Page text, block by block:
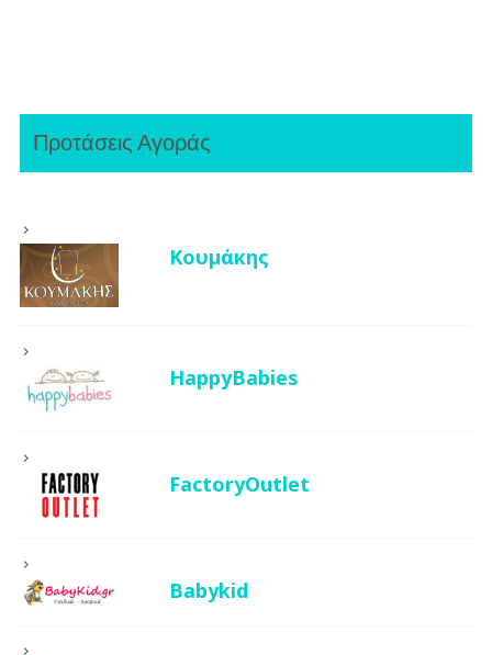
Προτάσεις Αγοράς
Κουμάκης
HappyBabies
FactoryOutlet
Babykid